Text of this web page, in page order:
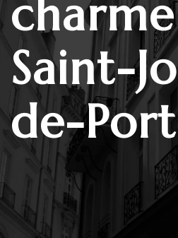
charme
Saint-
de-